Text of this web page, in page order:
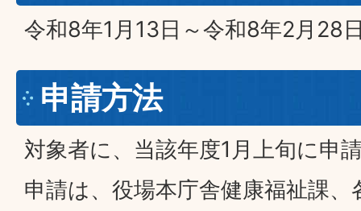
令和8年1月13日～令和8年2月28
申請方法
対象者に、当該年度1月上旬に申
申請は、役場本庁舎健康福祉課